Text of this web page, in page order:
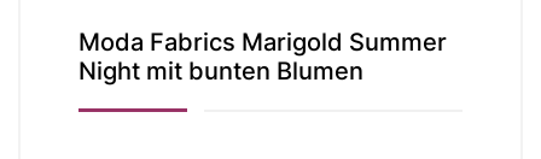
Moda Fabrics Marigold Summer
Night mit bunten Blumen